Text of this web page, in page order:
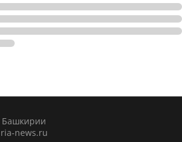
Башкирии
news.ru